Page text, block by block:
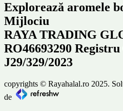
Explorează aromele
Mijlociu
RAYA TRADING
RO46693290
J29/329/2023
copyrights © Rayahalal.ro 2025.
de